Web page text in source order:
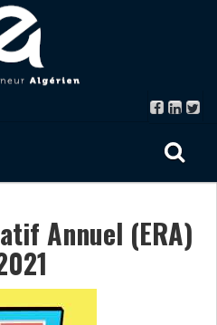
Annuel (ERA)